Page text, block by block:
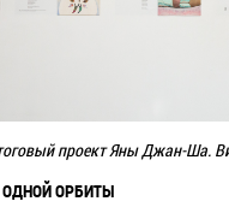
проект Яны Джан-Ша.
ОРБИТЫ